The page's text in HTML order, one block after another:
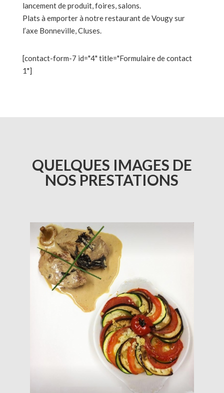
lancement de produit, foires, salons.
Plats à emporter à notre restaurant de Vougy sur
l’axe Bonneville, Cluses.
[contact-form-7 id="4" title="Formulaire de contact
1"]
QUELQUES IMAGES DE
NOS PRESTATIONS